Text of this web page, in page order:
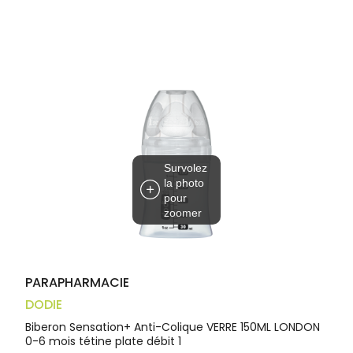
Survolez
la photo
pour
zoomer
PARAPHARMACIE
DODIE
Biberon Sensation+ Anti-Colique VERRE 150ML LONDON
0-6 mois tétine plate débit 1